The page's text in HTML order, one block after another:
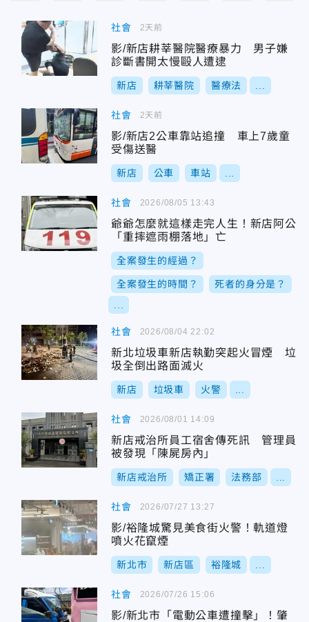
社會
影/新店耕莘醫院醫療暴力 男子嫌
診斷書開太慢毆人遭逮
新店 耕莘醫院 醫療法
2天前
社會
影/新店2公車靠站追撞 車上7歲童
受傷送醫
新店 公車 車站
2天前
社會
爺爺怎麼就這樣走完人生！新店阿公
「重摔遮雨棚落地」亡
全案發生的經過？
全案發生的時間？ 死者的身分是？
2026/08/05 13:43
社會
新北垃圾車新店執勤突起火冒煙 垃
圾全倒出路面滅火
新店 垃圾車 火警
2026/08/04 22:02
社會
新店戒治所員工宿舍傳死訊 管理員
被發現「陳屍房內」
新店戒治所 矯正署 法務部
2026/08/01 14:09
社會
影/裕隆城驚見美食街火警！軌道燈
噴火花竄煙
新北市 新店區 裕隆城
2026/07/27 13:27
社會
影/新北市「電動公車遭撞擊」！肇
2026/07/26 15:06